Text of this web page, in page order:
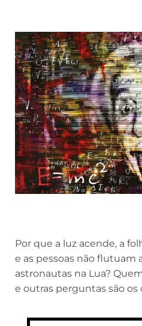
Por que a luz acende, a
e as pessoas não flutuam
astronautas na Lua?
e outras perguntas são